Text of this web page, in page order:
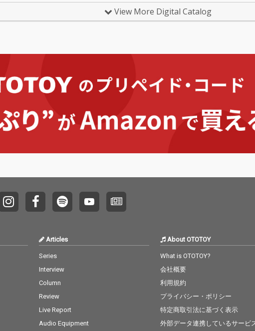
イナマイト」「オン・
ール」など、ロックン
ロール黎明期を彩った
らに、ルイ・アームス
トロング「聖者が街に
やって来る」、ボビ
ードナンバーも収録し
ロック、ポップス、カ
ントリー、ジャズが交
った一枚。日本国内配
信向けに構成された“懐
かしの洋楽”“オールデ
昭和世代から洋楽スタ
ンダード愛好家まで幅
の洋楽”を楽しむための
決定版コンピレーショ
フランクリン「リスペ
ラヴ」、エルヴィス・
プレスリー「ハウン
ーチ・ボーイズ「サー
フィン U.S.A.」など、1
960年代洋楽を代表す
ザ・ロネッツなど、昭
青春の名曲が並び、ポ
ップス、ソウル、ロッ
ます。時代背景ととも
楽」を求めるリスナー
す。ジーン・ピットニ
ー「ルイジアナ・マ
「君は我が運命」、エ
ど、昭和のラジオやテ
レビで親しまれたスタ
ぞろい。ロックンロー
ル、ポップス、ジャ
ズ、カントリーまで幅
さらに、ナット・キン
など、日本でも長く愛
され続ける名曲が並
び、昭和世代の記憶を
楽”が詰まった一枚で
す。オールディーズや
懐かしの洋楽を探して
いる方に向けた、日本
国内配信ならではのベ
ストヒット・コレクシ
View More Digital Catalog
Articles
Series
Interview
Column
Review
Live Report
Audio Equipment
About OTOTOY
What is OTOTOY?
会社概要
利用規約
プライバシー・ポリシー
特定商取引法に基づく表示
外部データ連携しているサービ